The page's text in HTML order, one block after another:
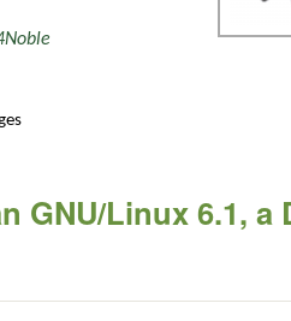
Noble
kapcsolatosan
GNU/Linux 6.1, a